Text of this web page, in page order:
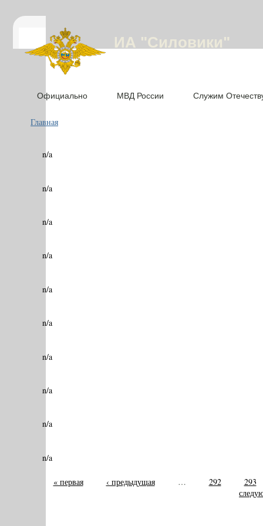
ИА "Силовики"
Официально МВД России Служим
Главная
n/a
n/a
n/a
n/a
n/a
n/a
n/a
n/a
n/a
n/a
« первая ‹ предыдущая … 292
293